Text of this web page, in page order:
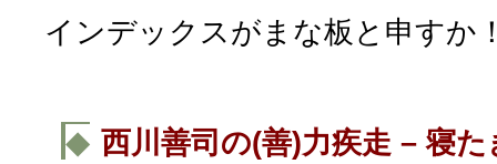
インデックスがまな板と申すか
◆ 西川善司の(善)力疾走 – 寝